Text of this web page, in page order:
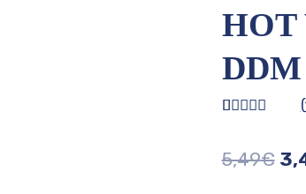
HOT
DDM
surnotation
client
(
5,49€ Le